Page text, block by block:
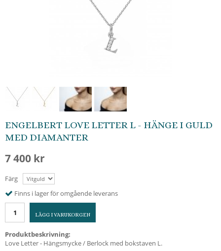
ENGELBERT LOVE LETTER L - HÄNGE I GULD
MED DIAMANTER
7 400 kr
Färg
Finns i lager för omgående leverans
LÄGG I VARUKORGEN
Produktbeskrivning:
Love Letter - Hängsmycke / Berlock med bokstaven L.